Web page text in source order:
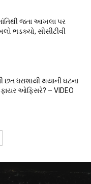
જતા આખલા પર
ભડક્યો, સીસીટીવી
ધરાશાયી થયાની ઘટના
ઓફિસરે? – VIDEO